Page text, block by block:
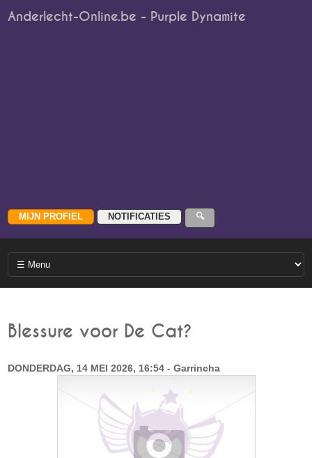
Anderlecht-Online.be - Purple Dynamite
Blessure voor De Cat?
DONDERDAG, 14 MEI 2026, 16:54 - Garrincha